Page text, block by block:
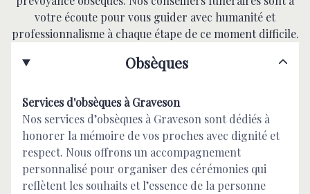
votre écoute pour vous guider avec humanité et
professionnalisme à chaque étape de ce moment difficile.
Obsèques
Services d'obsèques à Graveson
Nos services d’obsèques à Graveson sont dédiés à
honorer la mémoire de vos proches avec dignité et
respect. Nous offrons un accompagnement
personnalisé pour organiser des cérémonies qui
reflètent les souhaits et l’essence de la personne